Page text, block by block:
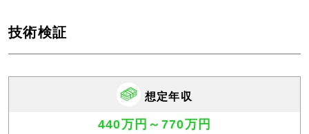
技術検証
想定年収
440万円～770万円